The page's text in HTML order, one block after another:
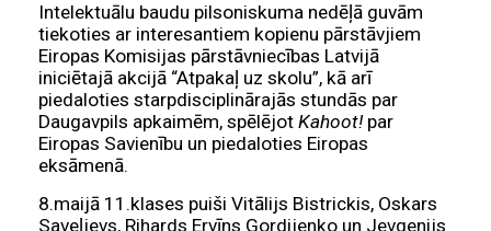
Intelektuālu baudu pilsoniskuma nedēļā guvām
tiekoties ar interesantiem kopienu pārstāvjiem
Eiropas Komisijas pārstāvniecības Latvijā
iniciētajā akcijā “Atpakaļ uz skolu”, kā arī
piedaloties starpdisciplinārajās stundās par
Daugavpils apkaimēm, spēlējot Kahoot!par
Eiropas Savienību un piedaloties Eiropas
eksāmenā.
8.maijā 11.klases puiši Vitālijs Bistrickis, Oskars
Saveļjevs, Rihards Ervīns Gordijenko un Jevgenijs